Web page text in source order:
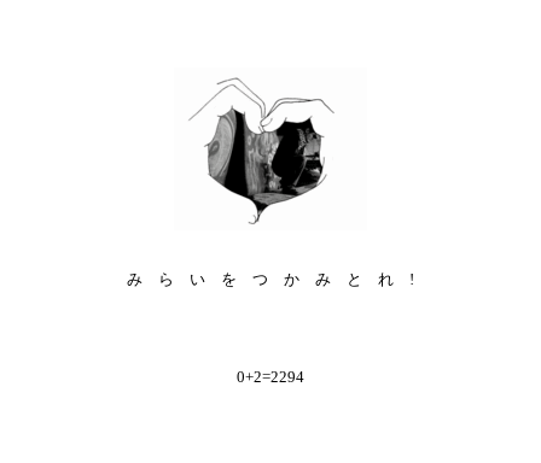
み ら い を つ か み と れ !
0+2=2294